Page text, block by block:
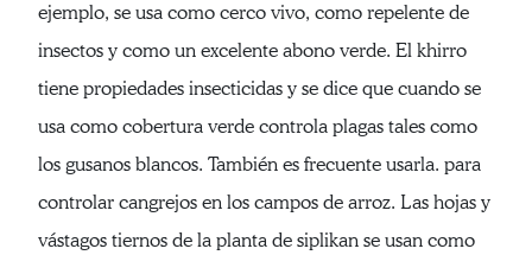
ejemplo, se usa como cerco vivo, como repelente de
insectos y como un excelente abono verde. El khirro
tiene propiedades insecticidas y se dice que cuando se
usa como cobertura verde controla plagas tales como
los gusanos blancos. También es frecuente usarla. para
controlar cangrejos en los campos de arroz. Las hojas y
vástagos tiernos de la planta de siplikan se usan como